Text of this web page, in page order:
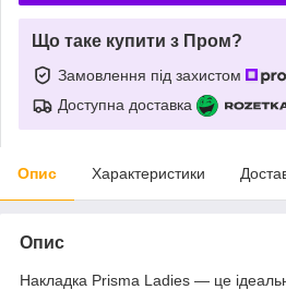
Що таке купити з Пром?
Замовлення під захистом
Доступна доставка
Опис Характеристики
Опис
Накладка Prisma Ladies — це